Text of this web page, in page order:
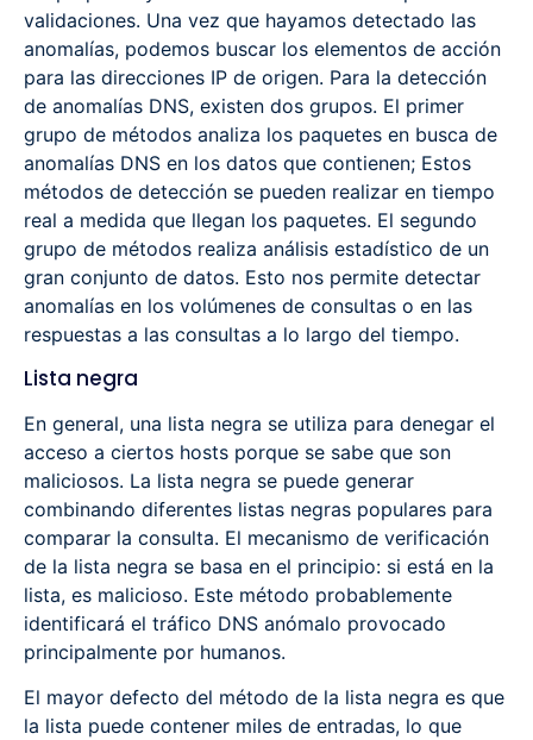
validaciones. Una vez que hayamos detectado las
anomalías, podemos buscar los elementos de acción
para las direcciones IP de origen. Para la detección
de anomalías DNS, existen dos grupos. El primer
grupo de métodos analiza los paquetes en busca de
anomalías DNS en los datos que contienen; Estos
métodos de detección se pueden realizar en tiempo
real a medida que llegan los paquetes. El segundo
grupo de métodos realiza análisis estadístico de un
gran conjunto de datos. Esto nos permite detectar
anomalías en los volúmenes de consultas o en las
respuestas a las consultas a lo largo del tiempo.
Lista negra
En general, una lista negra se utiliza para denegar el
acceso a ciertos hosts porque se sabe que son
maliciosos. La lista negra se puede generar
combinando diferentes listas negras populares para
comparar la consulta. El mecanismo de verificación
de la lista negra se basa en el principio: si está en la
lista, es malicioso. Este método probablemente
identificará el tráfico DNS anómalo provocado
principalmente por humanos.
El mayor defecto del método de la lista negra es que
la lista puede contener miles de entradas, lo que